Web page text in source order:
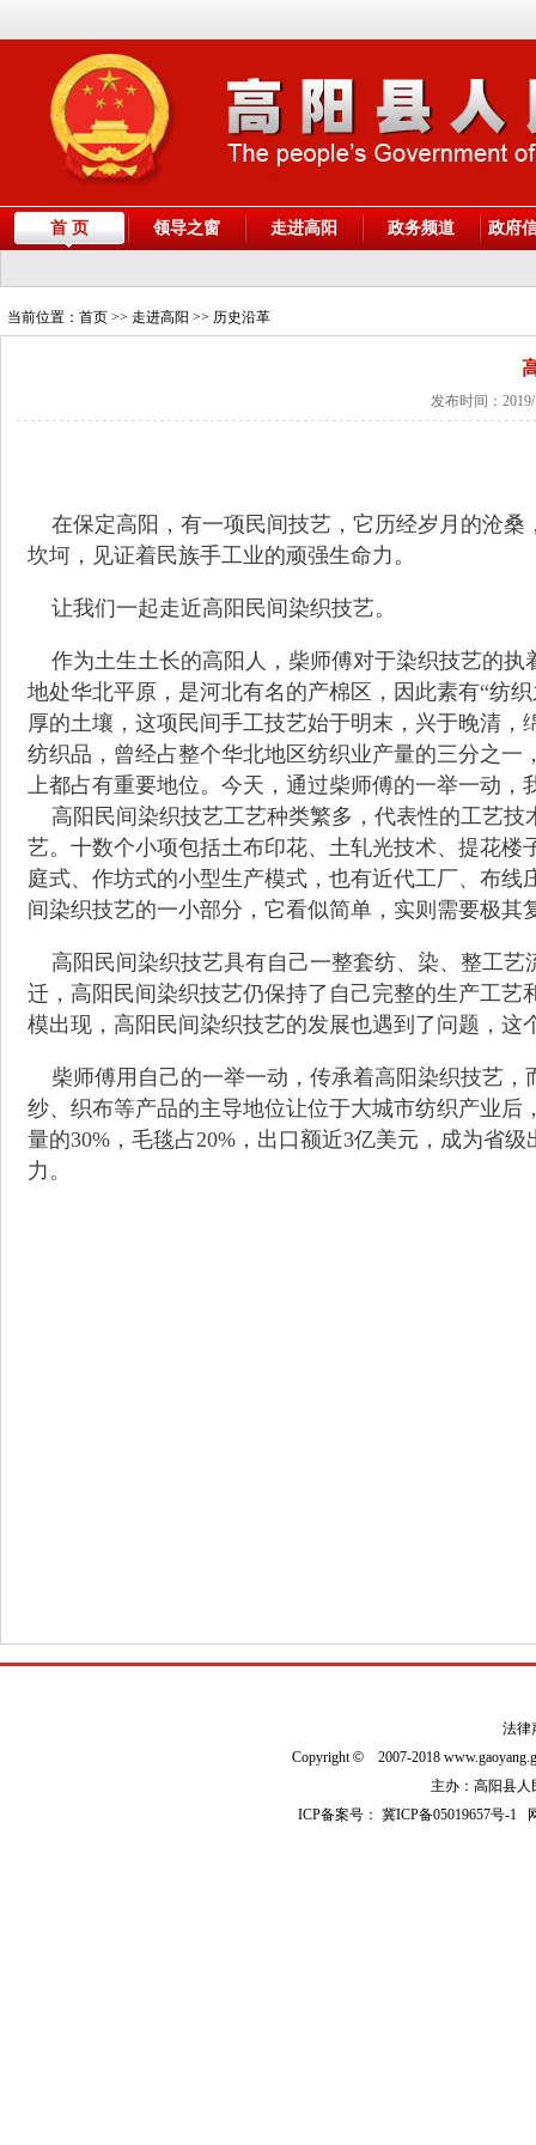
首 页 领导之窗 走进高阳 政务频道 政府
当前位置： 首页 >> 走进高阳 >> 历史沿革
发布时间：
在保定高阳，有一项民间技艺，它历经岁月的沧桑
坎坷，见证着民族手工业的顽强生命力。
让我们一起走近高阳民间染织技艺。
作为土生土长的高阳人，柴师傅对于染织技艺的
地处华北平原，是河北有名的产棉区，因此素有“纺
厚的土壤，这项民间手工技艺始于明末，兴于晚清
纺织品，曾经占整个华北地区纺织业产量的三分之
上都占有重要地位。今天，通过柴师傅的一举一动，
高阳民间染织技艺工艺种类繁多，代表性的工艺技
艺。十数个小项包括土布印花、土轧光技术、提花
庭式、作坊式的小型生产模式，也有近代工厂、布
间染织技艺的一小部分，它看似简单，实则需要极其
高阳民间染织技艺具有自己一整套纺、染、整工艺
迁，高阳民间染织技艺仍保持了自己完整的生产工
模出现，高阳民间染织技艺的发展也遇到了问题，
柴师傅用自己的一举一动，传承着高阳染织技艺，
纱、织布等产品的主导地位让位于大城市纺织产业
量的30%，毛毯占20%，出口额近3亿美元，成为省
力。
法律
Copyright© 2007-2018
主办：高阳县人
ICP备案号：冀ICP备05019657号-1